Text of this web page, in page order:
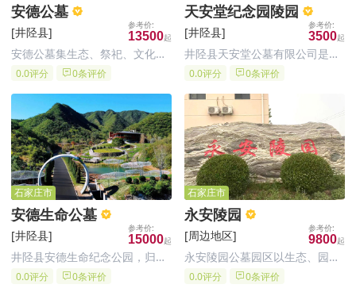
安德公墓
[井陉县] 13500
安德公墓集生态、祭祀、文化、
祈福、墓葬等功能为一体，主要
107692.92㎡(162.8亩)，服务中
心(含骨灰堂)建筑面积2219.06
㎡。石家庄公墓墓地项目依循地
脉走势，将地
0.0评分 0条评价
天安堂纪念园陵园
[井陉县] 3500
井陉县天安堂公墓有限公司是经
石家庄市民政厅批准，由井陉县
经营性园林化经典公墓，石家庄
天安堂纪念园陵园坐落于距石家
庄市17公里处石家庄动物园西南
方，大寨山脚下的坐北朝南向阳
楼
0.0评分 0条评价
石家庄市
安德生命公墓
[井陉县] 15000
井陉县安德生命纪念公园，归属
于石家庄安德公墓管理有限公
0.0评分 0条评价
石家庄市
永安陵园
[周边地区] 9800
永安陵园公墓园区以生态、园
林、艺术为建园宗旨，努力打造
0.0评分 0条评价